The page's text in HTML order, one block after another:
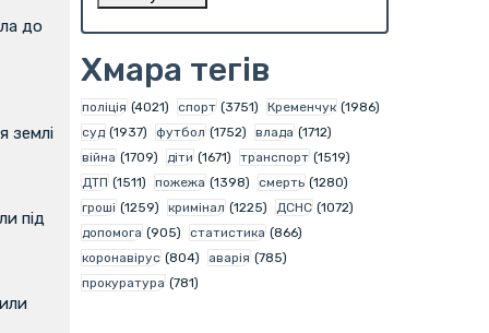
до
землі
під
Хмара тегів
поліція (4021) спорт (3751) Кременчук (1986)
суд (1937) футбол (1752) влада (1712)
війна (1709) діти (1671) транспорт (1519)
ДТП (1511) пожежа (1398) смерть (1280)
гроші (1259) кримінал (1225) ДСНС (1072)
допомога (905) статистика (866)
коронавірус (804) аварія (785)
прокуратура (781)